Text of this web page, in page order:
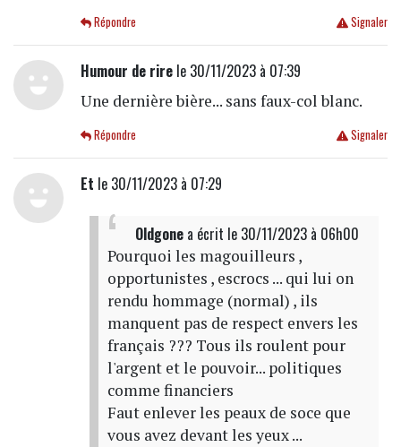
Signaler
Répondre
Humour de rirele 30/11/2023 à 07:39
Une dernière bière... sans faux-col blanc.
Signaler
Répondre
Et le 30/11/2023 à 07:29
Oldgonea écrit le 30/11/2023 à 06h00
Pourquoi les magouilleurs ,
opportunistes , escrocs ... qui lui on
rendu hommage (normal) , ils
manquent pas de respect envers les
français ??? Tous ils roulent pour
l'argent et le pouvoir... politiques
comme financiers
Faut enlever les peaux de soce que
vous avez devant les yeux ...